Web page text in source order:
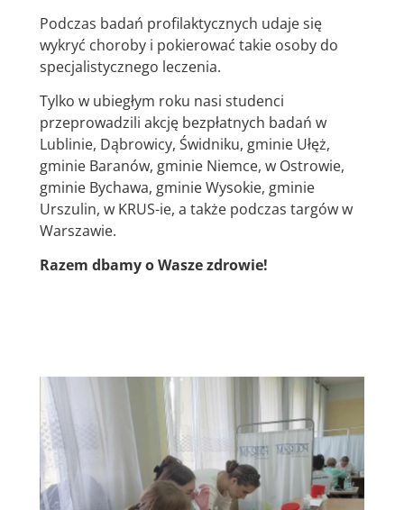
Podczas badań profilaktycznych udaje się
wykryć choroby i pokierować takie osoby do
specjalistycznego leczenia.
Tylko w ubiegłym roku nasi studenci
przeprowadzili akcję bezpłatnych badań w
Lublinie, Dąbrowicy, Świdniku, gminie Ułęż,
gminie Baranów, gminie Niemce, w Ostrowie,
gminie Bychawa, gminie Wysokie, gminie
Urszulin, w KRUS-ie, a także podczas targów w
Warszawie.
Razem dbamy o Wasze zdrowie!